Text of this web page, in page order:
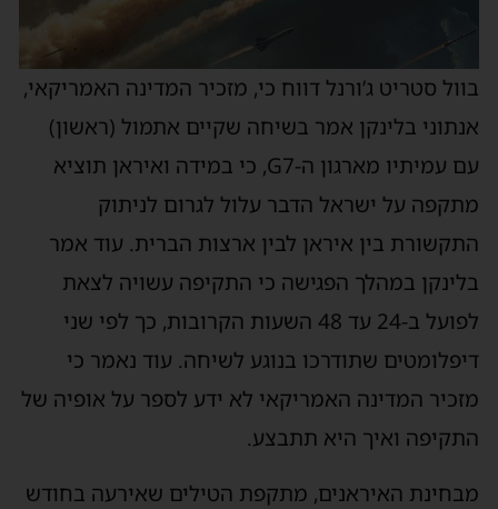
סטריט ג’ורנל דווח כי, מזכיר המדינה האמריקאי,
בלינקן אמר בשיחה שקיים אתמול (ראשון)
עם עמיתיו מארגון ה-G7, כי במידה ואיראן תוציא
על ישראל הדבר עלול לגרום לניתוק
בין איראן לבין ארצות הברית. עוד אמר
במהלך הפגישה כי התקיפה עשויה לצאת
לפועל ב-24 עד 48 השעות הקרובות, כך לפי שני
שתודרכו בנוגע לשיחה. עוד נאמר כי
המדינה האמריקאי לא ידע לספר על אופיה של
ואיך היא תתבצע.
האיראנים, מתקפת הטילים שאירעה בחודש